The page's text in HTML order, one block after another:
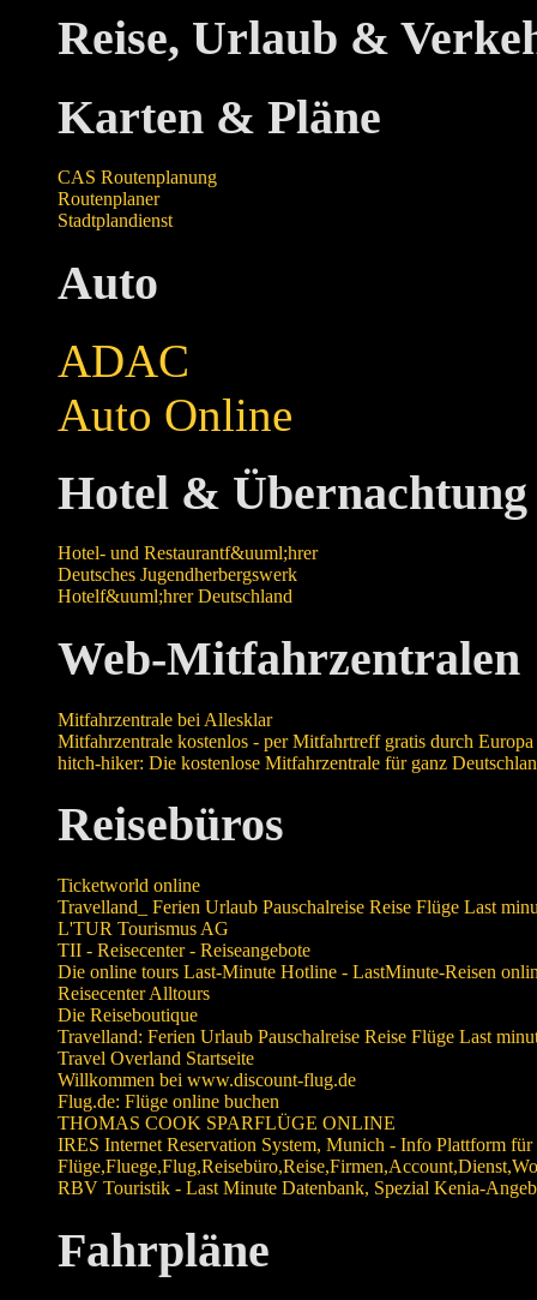
Reise, Urlaub &
Karten & Pläne
CAS Routenplanung
Routenplaner
Stadtplandienst
Auto
ADAC
Auto Online
Hotel & Übernachtung
Hotel- und Restaurantf&uuml;hrer
Deutsches Jugendherbergswerk
Hotelf&uuml;hrer Deutschland
Web-Mitfahrzentralen
Mitfahrzentrale bei Allesklar
Mitfahrzentrale kostenlos - per Mitfahrtreff gratis durch Europa
hitch-hiker: Die kostenlose Mitfahrzentrale für ganz
Reisebüros
Ticketworld online
Travelland_ Ferien Urlaub Pauschalreise Reise Flüge Last
L'TUR Tourismus AG
TII - Reisecenter - Reiseangebote
Die online tours Last-Minute Hotline - LastMinute-Reisen
Reisecenter Alltours
Die Reiseboutique
Travelland: Ferien Urlaub Pauschalreise Reise Flüge Last
Travel Overland Startseite
Willkommen bei www.discount-flug.de
Flug.de: Flüge online buchen
THOMAS COOK SPARFLÜGE ONLINE
IRES Internet Reservation System, Munich - Info Plattform für
RBV Touristik - Last Minute Datenbank, Spezial Kenia-
Fahrpläne